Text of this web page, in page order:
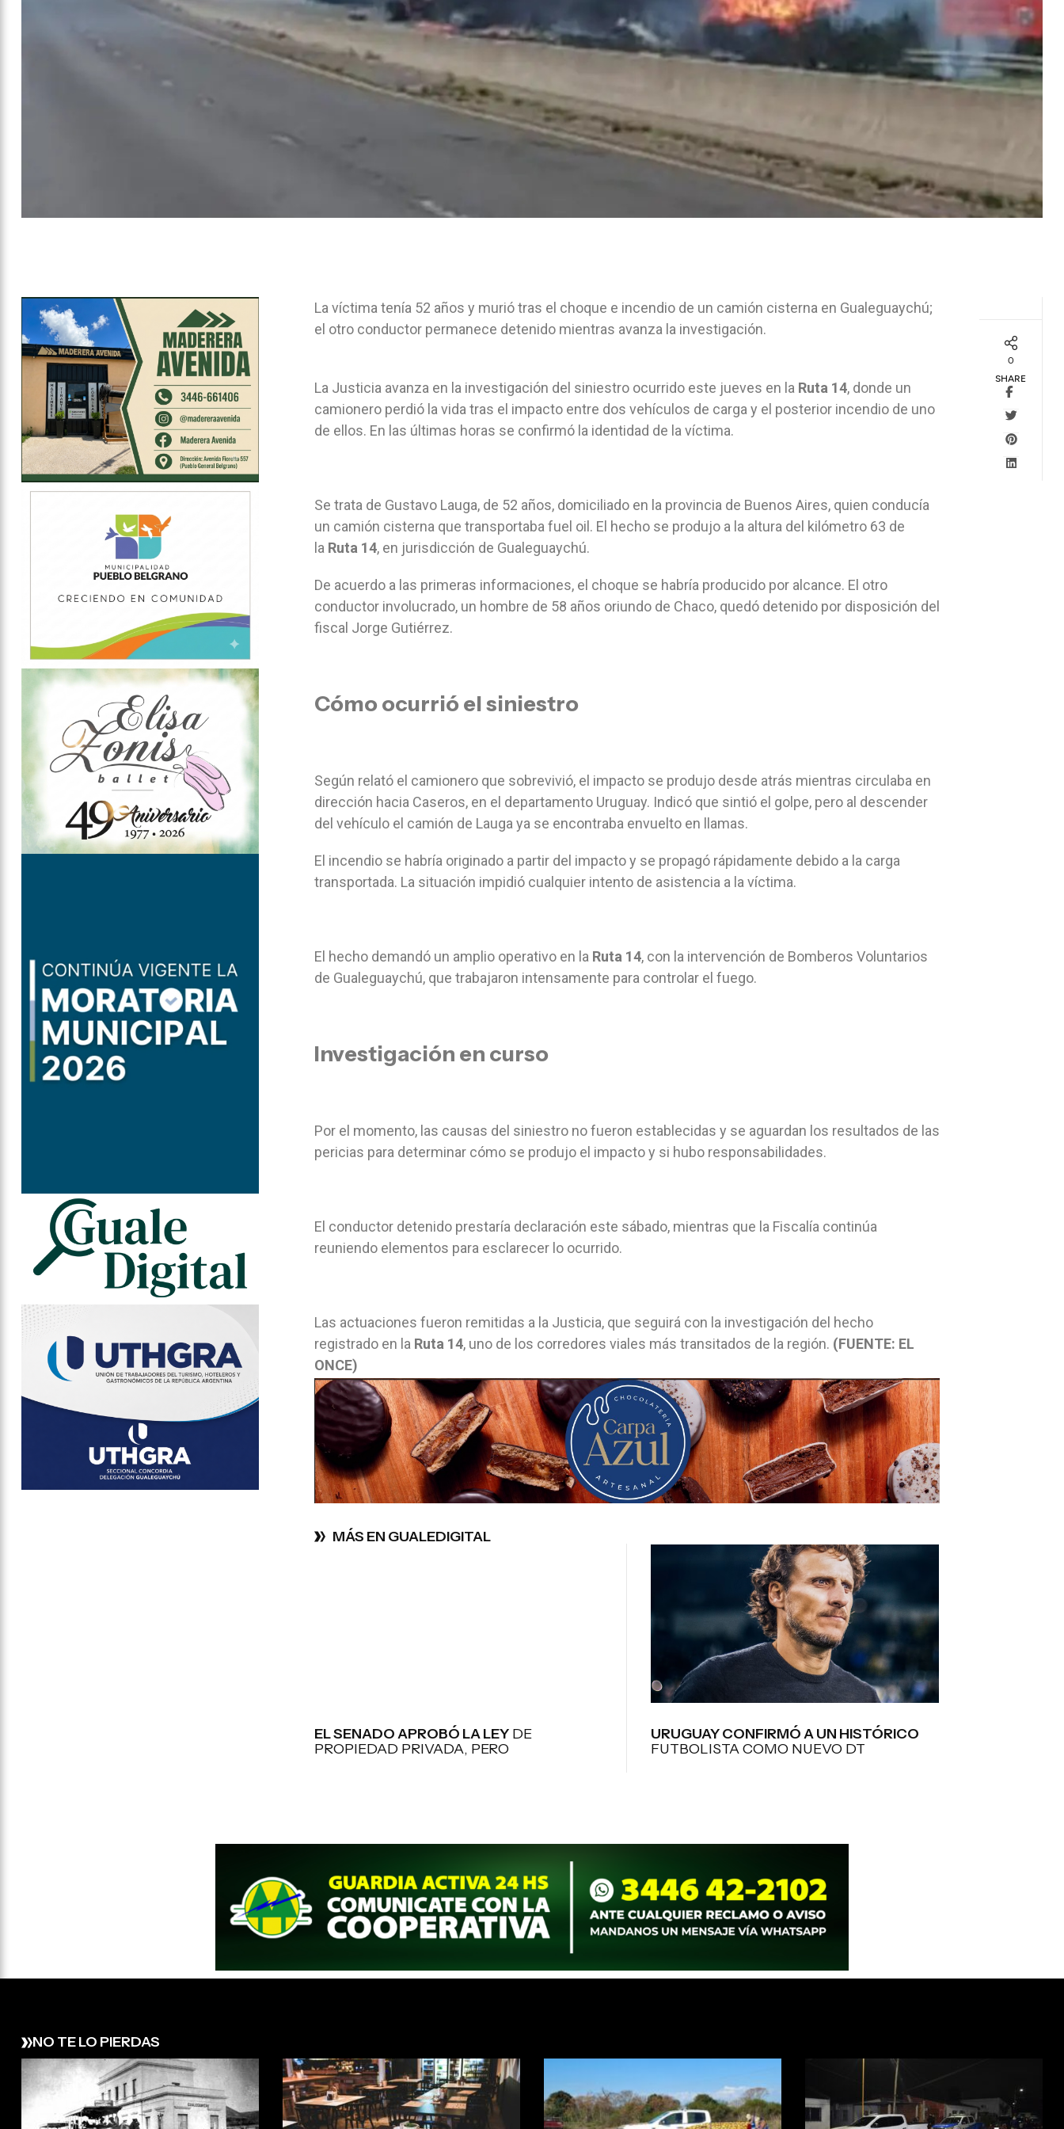
La víctima tenía 52 años y murió tras el choque e incendio de un camión cisterna en Gualeguaychú;
el otro conductor permanece detenido mientras avanza la investigación.
La Justicia avanza en la investigación del siniestro ocurrido este jueves en la Ruta 14, donde un
camionero perdió la vida tras el impacto entre dos vehículos de carga y el posterior incendio de uno
de ellos. En las últimas horas se confirmó la identidad de la víctima.
Se trata de Gustavo Lauga, de 52 años, domiciliado en la provincia de Buenos Aires, quien conducía
un camión cisterna que transportaba fuel oil. El hecho se produjo a la altura del kilómetro 63 de
la Ruta 14, en jurisdicción de Gualeguaychú.
De acuerdo a las primeras informaciones, el choque se habría producido por alcance. El otro
conductor involucrado, un hombre de 58 años oriundo de Chaco, quedó detenido por disposición del
fiscal Jorge Gutiérrez.
Cómo ocurrió el siniestro
Según relató el camionero que sobrevivió, el impacto se produjo desde atrás mientras circulaba en
dirección hacia Caseros, en el departamento Uruguay. Indicó que sintió el golpe, pero al descender
del vehículo el camión de Lauga ya se encontraba envuelto en llamas.
El incendio se habría originado a partir del impacto y se propagó rápidamente debido a la carga
transportada. La situación impidió cualquier intento de asistencia a la víctima.
El hecho demandó un amplio operativo en la Ruta 14, con la intervención de Bomberos Voluntarios
de Gualeguaychú, que trabajaron intensamente para controlar el fuego.
Investigación en curso
Por el momento, las causas del siniestro no fueron establecidas y se aguardan los resultados de las
pericias para determinar cómo se produjo el impacto y si hubo responsabilidades.
El conductor detenido prestaría declaración este sábado, mientras que la Fiscalía continúa
reuniendo elementos para esclarecer lo ocurrido.
Las actuaciones fueron remitidas a la Justicia, que seguirá con la investigación del hecho
registrado en la Ruta 14, uno de los corredores viales más transitados de la región. (FUENTE: EL
ONCE)
MÁS EN GUALEDIGITAL
EL SENADO APROBÓ LA LEY DE
PROPIEDAD PRIVADA, PERO
URUGUAY CONFIRMÓ A UN HISTÓRICO
FUTBOLISTA COMO NUEVO DT
0
SHARE
NO TE LO PIERDAS